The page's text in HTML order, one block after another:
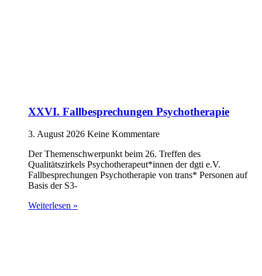
XXVI. Fallbesprechungen Psychotherapie
3. August 2026 Keine Kommentare
Der Themenschwerpunkt beim 26. Treffen des
Qualitätszirkels Psychotherapeut*innen der dgti e.V.
Fallbesprechungen Psychotherapie von trans* Personen auf
Basis der S3-
Weiterlesen »